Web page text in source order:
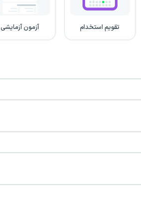
تقویم استخدام آزمون آزمایشی